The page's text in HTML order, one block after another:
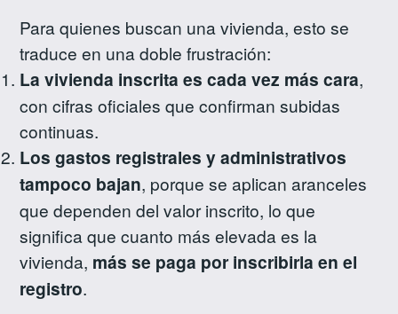
Para quienes buscan una vivienda, esto se
traduce en una doble frustración:
La vivienda inscrita es cada vez más cara,
con cifras oficiales que confirman subidas
continuas.
Los gastos registrales y administrativos
tampoco bajan, porque se aplican aranceles
que dependen del valor inscrito, lo que
significa que cuanto más elevada es la
vivienda, más se paga por inscribirla en el
registro.